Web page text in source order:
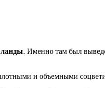
. Именно там был
и объемными